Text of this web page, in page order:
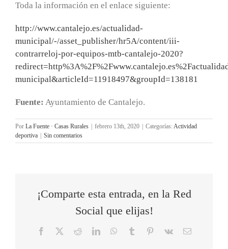
Toda la información en el enlace siguiente:
http://www.cantalejo.es/actualidad-
municipal/-/asset_publisher/hr5A/content/iii-
contrarreloj-por-equipos-mtb-cantalejo-2020?
municipal&articleId=11918497&groupId=138181
Fuente: Ayuntamiento de Cantalejo.
Por La Fuente · Casas Rurales febrero 13th, 2020 Categorías:Actividad
deportiva
Sin comentarios
¡Comparte esta entrada, en la Red
Social que elijas!
Facebook RedditLinkedInWhatsApp
Tumblr Pinterest
Vk
Correo